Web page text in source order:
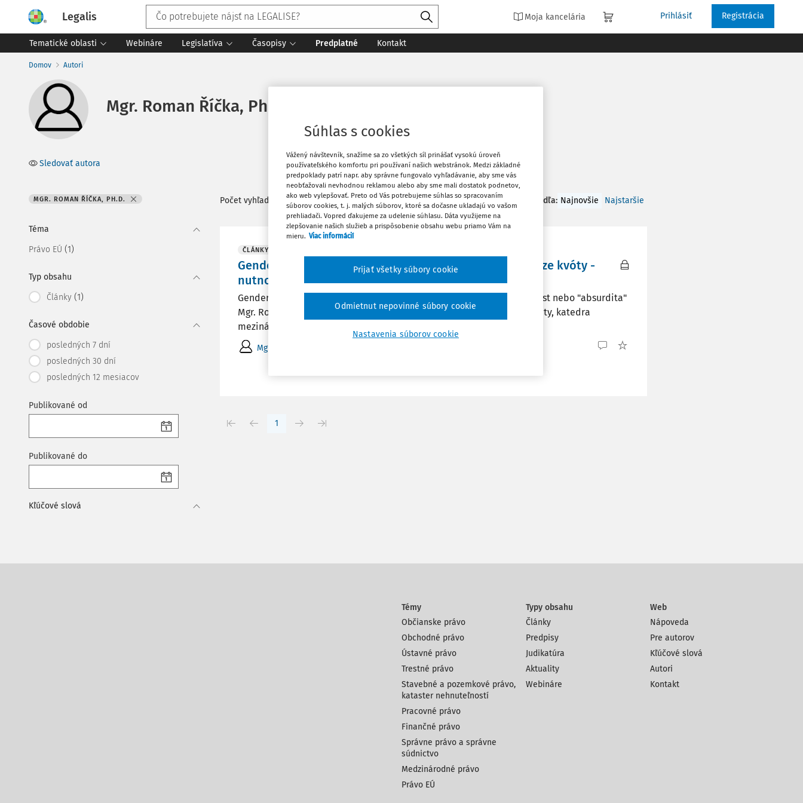
Legalis Moja kancelária Prihlásiť Registrácia
Tematické oblasti Webináre Legislatíva Časopisy Predplatné Kontakt
Domov Autori
Mgr. Roman Říčka, Ph.D.
Sledovať autora
MGR. ROMAN ŘÍČKA, PH.D.
Téma
Právo EÚ (1)
Typ obsahu
Články (1)
Časové obdobie
posledných 7 dní
posledných 30 dní
posledných 12 mesiacov
Publikované od
Publikované do
Kľúčové slová
Počet vyhľadaných dokumentov:1 Zoradiť podľa: Najnovšie Najstaršie
ČLÁNKY
Genderová vyváženost v evropských společnostech skrze kvóty -
nutnost nebo "absurdita"
Genderová vyváženost v evropských společnostech skrze kvóty - nutnost nebo "absurdita"
Mgr. Roman Říčka doktorand na Právnické fakultě Masarykovy univerzity, katedra
mezinárodního a evropského práva (pouze student bez pracovního...
Mgr. Roman Říčka Ph.D.
1
Témy
Občianske právo
Obchodné právo
Ústavné právo
Trestné právo
Stavebné a pozemkové právo,
kataster nehnuteľností
Pracovné právo
Finančné právo
Správne právo a správne
súdnictvo
Medzinárodné právo
Právo EÚ
Typy obsahu
Články
Predpisy
Judikatúra
Aktuality
Webináre
Web
Nápoveda
Pre autorov
Kľúčové slová
Autori
Kontakt
Súhlas s cookies
Vážený návštevník, snažíme sa zo všetkých síl prinášať vysokú úroveň
používateľského komfortu pri používaní našich webstránok. Medzi základné
predpoklady patrí napr. aby správne fungovalo vyhľadávanie, aby sme vás
neobťažovali nevhodnou reklamou alebo aby sme mali dostatok podnetov,
ako web vylepšovať. Preto od Vás potrebujeme súhlas so spracovaním
súborov cookies, t. j. malých súborov, ktoré sa dočasne ukladajú vo vašom
prehliadači. Vopred ďakujeme za udelenie súhlasu. Dáta využijeme na
zlepšovanie našich služieb a prispôsobenie obsahu webu priamo Vám na
mieru. Viac informácií
Nastavenia súborov cookie
Odmietnut nepovinné súbory cookie
Prijať všetky súbory cookie